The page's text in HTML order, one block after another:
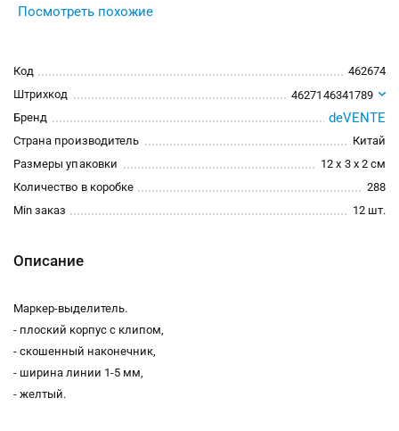
Посмотреть похожие
Код
462674
Штрихкод
4627146341789
Бренд
deVENTE
Страна производитель
Китай
Размеры упаковки
12 x 3 x 2 см
Количество в коробке
288
Min заказ
12 шт.
Описание
Маркер-выделитель.
- плоский корпус с клипом,
- скошенный наконечник,
- ширина линии 1-5 мм,
- желтый.